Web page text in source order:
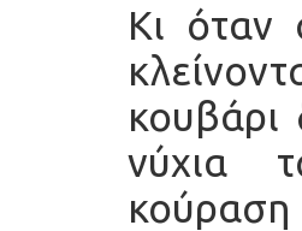
Κι όταν
νύχια